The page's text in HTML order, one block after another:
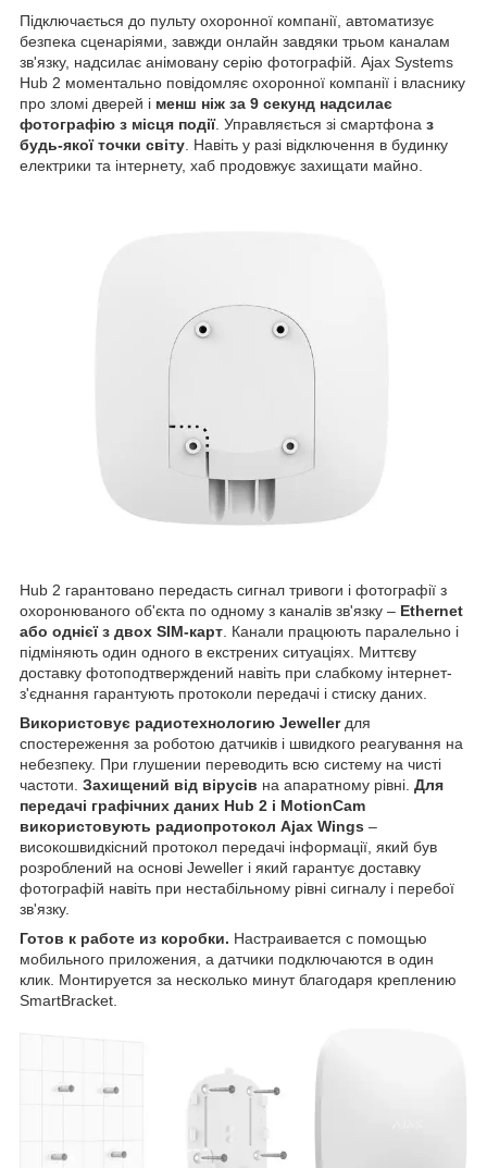
Підключається до пульту охоронної компанії, автоматизує
безпека сценаріями, завжди онлайн завдяки трьом каналам
зв'язку, надсилає анімовану серію фотографій. Ajax Systems
Hub 2 моментально повідомляє охоронної компанії і власнику
про зломі дверей і менш ніж за 9 секунд надсилає
фотографію з місця події. Управляється зі смартфона з
будь-якої точки світу . Навіть у разі відключення в будинку
електрики та інтернету, хаб продовжує захищати майно.
Hub 2 гарантовано передасть сигнал тривоги і фотографії з
охоронюваного об'єкта по одному з каналів зв'язку – Ethernet
або однієї з двох SIM-карт . Канали працюють паралельно і
підміняють один одного в екстрених ситуаціях. Миттєву
доставку фотоподтверждений навіть при слабкому інтернет-
з'єднання гарантують протоколи передачі і стиску даних.
Використовує радиотехнологию Jewellerдля
спостереження за роботою датчиків і швидкого реагування на
небезпеку. При глушении переводить всю систему на чисті
частоти. Захищений від вірусів на апаратному рівні. Для
передачі графічних даних Hub 2 і MotionCam
використовують радиопротокол Ajax Wings –
високошвидкісний протокол передачі інформації, який був
розроблений на основі Jeweller і який гарантує доставку
фотографій навіть при нестабільному рівні сигналу і перебої
зв'язку.
Готов к работе из коробки. Настраивается с помощью
мобильного приложения, а датчики подключаются в один
клик. Монтируется за несколько минут благодаря креплению
SmartBracket.